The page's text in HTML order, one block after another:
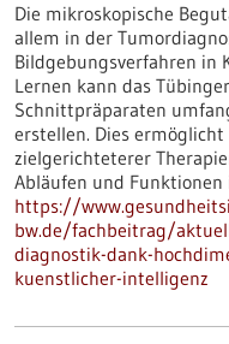
Die mikroskopische
allem in der
Bildgebungsverfahren in
Lernen kann das
Schnittpräparaten
erstellen. Dies
zielgerichteterer
Abläufen und Funktionen
https://
bw.de/fachbeitrag/
diagnostik-dank-
kuenstlicher-intelligenz